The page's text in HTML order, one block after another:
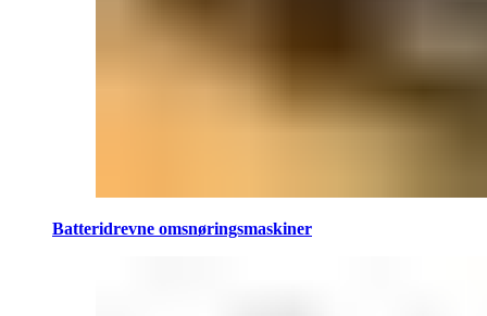
Batteridrevne omsnøringsmaskiner